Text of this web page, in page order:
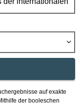
auf exakte
der booleschen